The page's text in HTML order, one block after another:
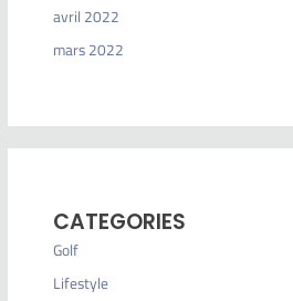
avril 2022
mars 2022
CATEGORIES
Golf
Lifestyle